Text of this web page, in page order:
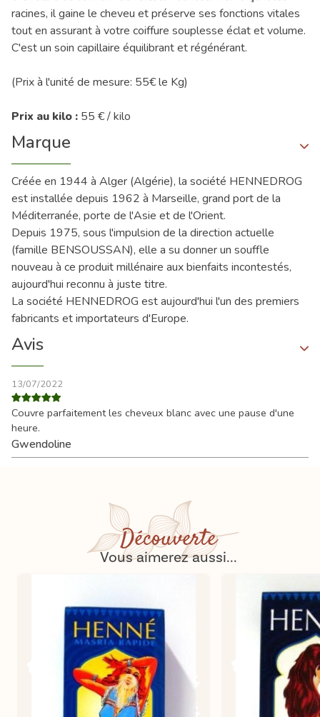
racines, il gaine le cheveu et préserve ses fonctions vitales
tout en assurant à votre coiffure souplesse éclat et volume.
C'est un soin capillaire équilibrant et régénérant.
(Prix à l'unité de mesure: 55€ le Kg)
Prix au kilo : 55 € / kilo
Marque
Créée en 1944 à Alger (Algérie), la société HENNEDROG
est installée depuis 1962 à Marseille, grand port de la
Méditerranée, porte de l'Asie et de l'Orient.
Depuis 1975, sous l'impulsion de la direction actuelle
(famille BENSOUSSAN), elle a su donner un souffle
nouveau à ce produit millénaire aux bienfaits incontestés,
aujourd'hui reconnu à juste titre.
La société HENNEDROG est aujourd'hui l'un des premiers
fabricants et importateurs d'Europe.
Avis
13/07/2022
Couvre parfaitement les cheveux blanc avec une pause d'une
heure.
Gwendoline
Découverte
Vous aimerez aussi...